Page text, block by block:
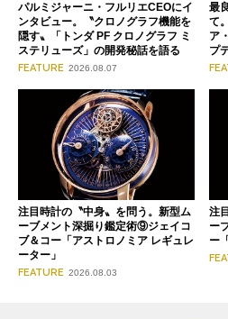
パルミジャーニ・フルリエCEOにイ
ンタビュー。〝クロノグラフ機能を
隠す〟「トンダ PF クロノグラフ ミ
ステリューズ」の開発秘話を語る
FEATURE 2026.08.07
最
て
ア
プ
注目時計の〝中身〟を問う。新型ム
ーブメント深掘り鑑定術⑨ジェイコ
ブ＆コー「アストロノミア レギュレ
ーター」
FEATURE 2026.08.03
注
ー
ー